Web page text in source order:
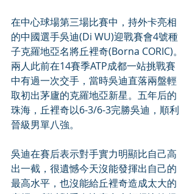
在中心球場第三場比賽中，持外卡亮相
的中國選手吳迪(Di WU)迎戰賽會4號種
子克羅地亞名將丘裡奇(Borna CORIC)。
兩人此前在14賽季ATP成都一站挑戰賽
中有過一次交手，當時吳迪直落兩盤輕
取初出茅廬的克羅地亞新星。五年后的
珠海，丘裡奇以6-3/6-3完勝吳迪，順利
晉級男單八強。
吳迪在賽后表示對手實力明顯比自己高
出一截，很遺憾今天沒能發揮出自己的
最高水平，也沒能給丘裡奇造成太大的